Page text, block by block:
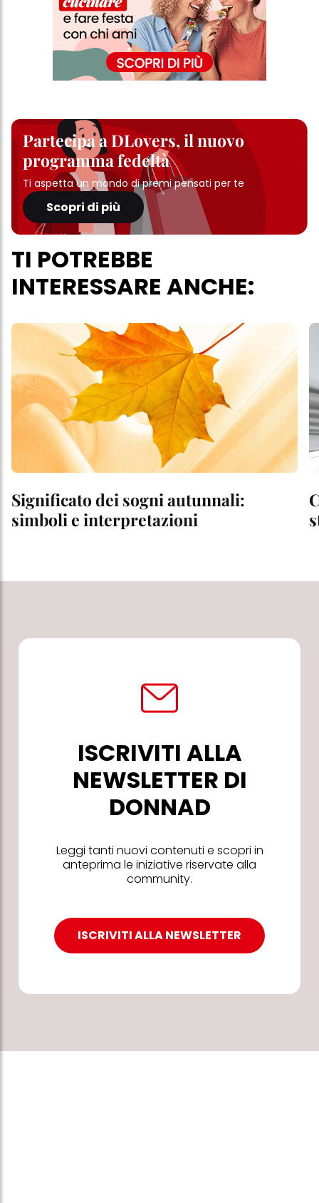
Partecipa a DLovers, il nuovo
programma fedeltà
Ti aspetta un mondo di premi pensati per te
Scopri di più
TI POTREBBE
INTERESSARE ANCHE:
Significato dei sogni autunnali:
simboli e interpretazioni
ISCRIVITI ALLA
NEWSLETTER DI
DONNAD
Leggi tanti nuovi contenuti e scopri in
anteprima le iniziative riservate alla
community.
ISCRIVITI ALLA NEWSLETTER